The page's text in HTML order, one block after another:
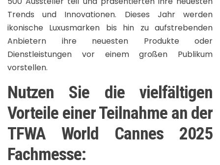
Trends und Innovationen. Dieses Jahr werden
ikonische Luxusmarken bis hin zu aufstrebenden
Anbietern ihre neuesten Produkte oder
Dienstleistungen vor einem großen Publikum
vorstellen.
Nutzen Sie die vielfältigen
Vorteile einer Teilnahme an der
TFWA World Cannes 2025
Fachmesse: